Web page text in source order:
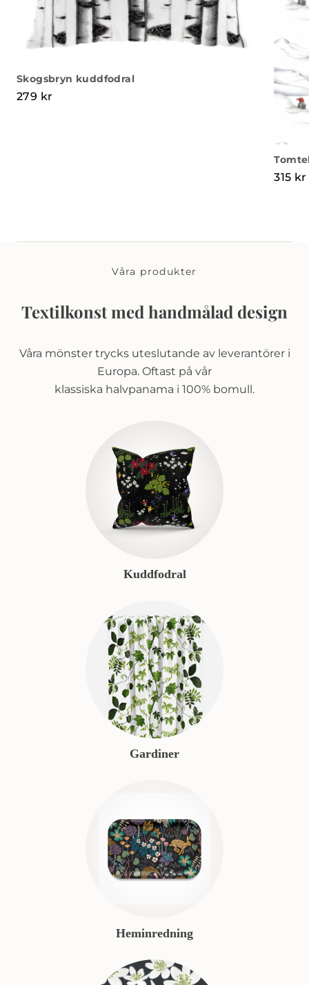
Skogsbryn kuddfodral
279 kr
315 kr
Våra produkter
Textilkonst med handmålad design
Våra mönster trycks uteslutande av leverantörer i
Europa. Oftast på vår
klassiska halvpanama i 100% bomull.
Kuddfodral
Gardiner
Heminredning